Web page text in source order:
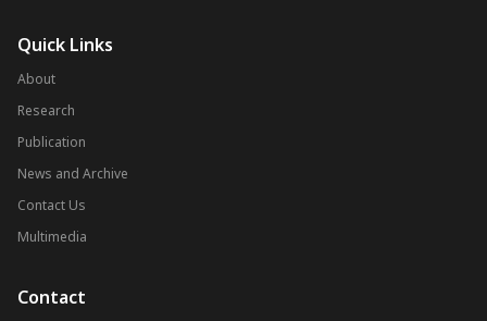
Quick Links
About
Research
Publication
News and Archive
Contact Us
Multimedia
Contact